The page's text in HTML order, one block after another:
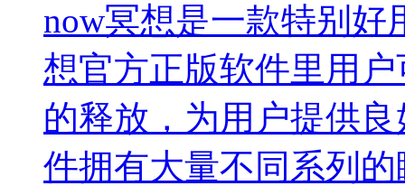
now冥想是一款特别好
想官方正版软件里用
的释放，为用户提供
件拥有大量不同系列